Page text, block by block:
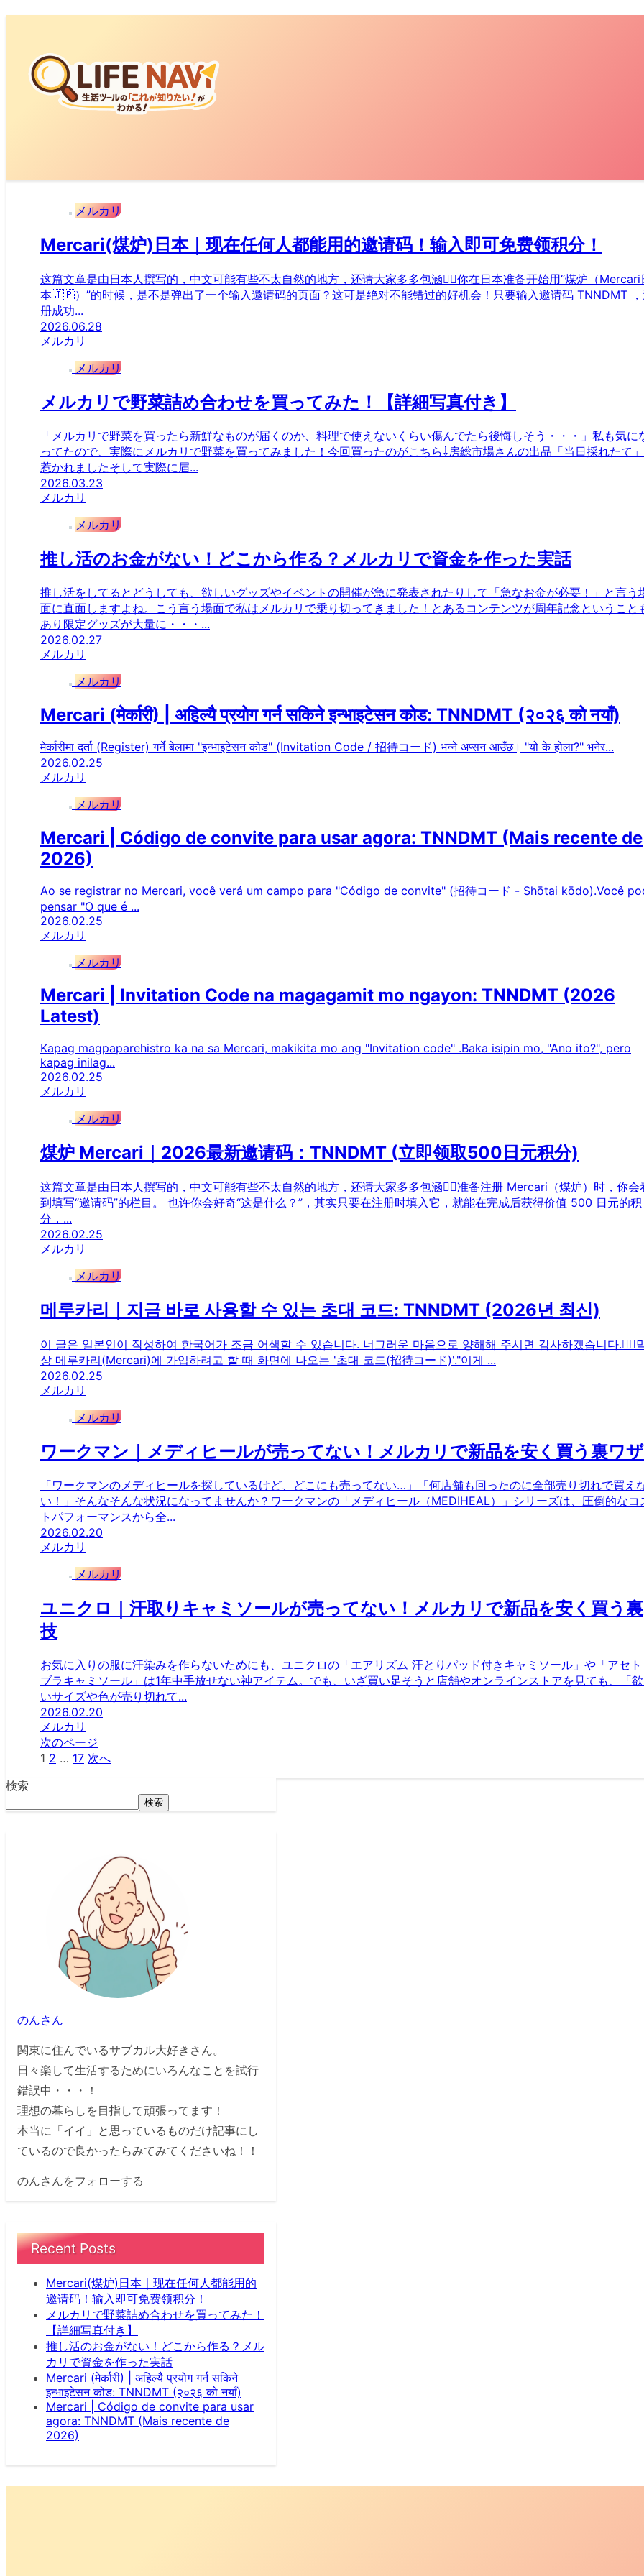
メルカリ
Mercari(煤炉)日本｜现在任何人都能用的邀请码！输入即可免费领积分！
这篇文章是由日本人撰写的，中文可能有些不太自然的地方，还请大家多多包涵🙇‍♀️你在日本准备开始用“煤炉（Mercari
本🇯🇵）”的时候，是不是弹出了一个输入邀请码的页面？这可是绝对不能错过的好机会！只要输入邀请码 TNNDMT
册成功...
2026.06.28
メルカリ
メルカリ
メルカリで野菜詰め合わせを買ってみた！【詳細写真付き】
「メルカリで野菜を買ったら新鮮なものが届くのか、料理で使えないくらい傷んでたら後悔しそう・・・」私も気に
ってたので、実際にメルカリで野菜を買ってみました！今回買ったのがこちら⇩房総市場さんの出品「当日採れたて
惹かれましたそして実際に届...
2026.03.23
メルカリ
メルカリ
推し活のお金がない！どこから作る？メルカリで資金を作った実話
推し活をしてるとどうしても、欲しいグッズやイベントの開催が急に発表されたりして「急なお金が必要！」と言う
面に直面しますよね。こう言う場面で私はメルカリで乗り切ってきました！とあるコンテンツが周年記念ということ
あり限定グッズが大量に・・・...
2026.02.27
メルカリ
メルカリ
Mercari (मेर्कारी) | अहिल्यै प्रयोग गर्न सकिने इन्भाइटेसन कोड: TNNDMT (२०२६ को नयाँ)
मेर्कारीमा दर्ता (Register) गर्ने बेलामा "इन्भाइटेसन कोड" (Invitation Code / 招待コード) भन्ने अप्सन आउँछ। "यो के होला?" भनेर...
2026.02.25
メルカリ
メルカリ
Mercari | Código de convite para usar agora: TNNDMT (Mais recente de
2026)
Ao se registrar no Mercari, você verá um campo para "Código de convite" (招待コード - Shōtai kōdo).Você
pensar "O que é ...
2026.02.25
メルカリ
メルカリ
Mercari | Invitation Code na magagamit mo ngayon: TNNDMT (2026
Latest)
Kapag magpaparehistro ka na sa Mercari, makikita mo ang "Invitation code" .Baka isipin mo, "Ano ito?", pero
kapag inilag...
2026.02.25
メルカリ
メルカリ
煤炉 Mercari｜2026最新邀请码：TNNDMT (立即领取500日元积分)
这篇文章是由日本人撰写的，中文可能有些不太自然的地方，还请大家多多包涵🙇‍♀️准备注册 Mercari（煤炉）时，你会
到填写“邀请码”的栏目。 也许你会好奇“这是什么？”，其实只要在注册时填入它，就能在完成后获得价值 500 日元的积
分，...
2026.02.25
メルカリ
メルカリ
메루카리｜지금 바로 사용할 수 있는 초대 코드: TNNDMT (2026년 최신)
이 글은 일본인이 작성하여 한국어가 조금 어색할 수 있습니다. 너그러운 마음으로 양해해 주시면 감사하겠습니다.🙇‍♀️
상 메루카리(Mercari)에 가입하려고 할 때 화면에 나오는 '초대 코드(招待コード)'."이게 ...
2026.02.25
メルカリ
メルカリ
ワークマン｜メディヒールが売ってない！メルカリで新品を安く買う裏ワザ
「ワークマンのメディヒールを探しているけど、どこにも売ってない…」「何店舗も回ったのに全部売り切れで買え
い！」そんなそんな状況になってませんか？ワークマンの「メディヒール（MEDIHEAL）」シリーズは、圧倒的なコ
トパフォーマンスから全...
2026.02.20
メルカリ
メルカリ
ユニクロ｜汗取りキャミソールが売ってない！メルカリで新品を安く買う裏
技
お気に入りの服に汗染みを作らないためにも、ユニクロの「エアリズム 汗とりパッド付きキャミソール」や「アセ
ブラキャミソール」は1年中手放せない神アイテム。でも、いざ買い足そうと店舗やオンラインストアを見ても、「
いサイズや色が売り切れて...
2026.02.20
メルカリ
次のページ
1 2 … 17 次へ
検索
検索
のんさん
関東に住んでいるサブカル大好きさん。
日々楽して生活するためにいろんなことを試行
錯誤中・・・！
理想の暮らしを目指して頑張ってます！
本当に「イイ」と思っているものだけ記事にし
ているので良かったらみてみてくださいね！！
のんさんをフォローする
Recent Posts
Mercari(煤炉)日本｜现在任何人都能用的
邀请码！输入即可免费领积分！
メルカリで野菜詰め合わせを買ってみた！
【詳細写真付き】
推し活のお金がない！どこから作る？メル
カリで資金を作った実話
Mercari (मेर्कारी) | अहिल्यै प्रयोग गर्न सकिने
इन्भाइटेसन कोड: TNNDMT (२०२६ को नयाँ)
Mercari | Código de convite para usar
agora: TNNDMT (Mais recente de
2026)